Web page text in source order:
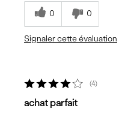
0 0
Signaler cette évaluation
4
achat parfait